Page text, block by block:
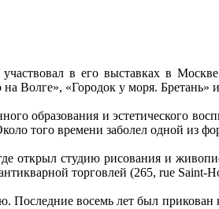
в его выставках в
Волге», «Городок у моря. Бретань»
образования и эстетического
того времени заболел одной из
открыл студию рисования и
торговлей (265, rue Saint-
Последние восемь лет был прикован